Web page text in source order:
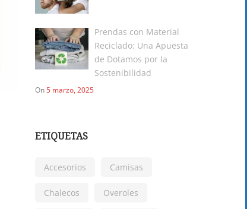
Prendas con Material
Reciclado: Una Apuesta
de Dotamos por la
Sostenibilidad
On5 marzo, 2025
ETIQUETAS
Accesorios Camisas
Chalecos Overoles